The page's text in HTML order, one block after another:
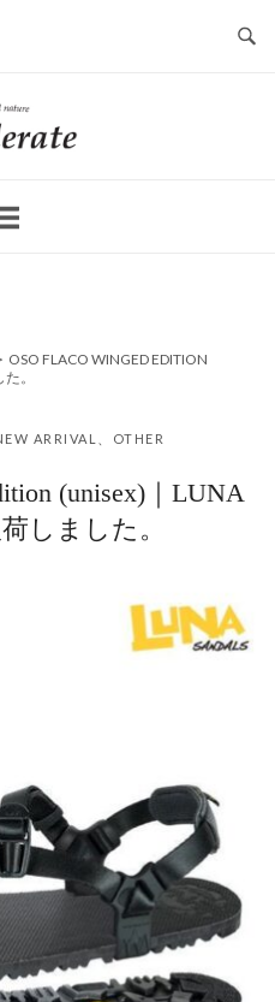
ホ
ー
OSO FLACO WINGED EDITION
。
ARRIVAL OTHER
(unisex)｜LUNA
しました。